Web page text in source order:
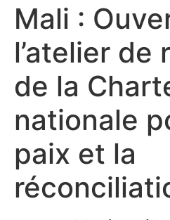
Mali :
l’atelier de
de la
nationale
paix et la